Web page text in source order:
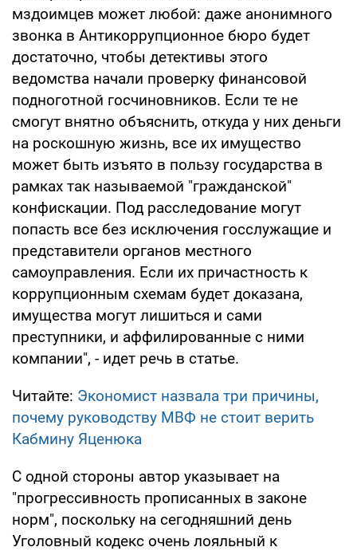
мздоимцев может любой: даже анонимного
звонка в Антикоррупционное бюро будет
достаточно, чтобы детективы этого
ведомства начали проверку финансовой
подноготной госчиновников. Если те не
смогут внятно объяснить, откуда у них деньги
на роскошную жизнь, все их имущество
может быть изъято в пользу государства в
рамках так называемой "гражданской"
конфискации. Под расследование могут
попасть все без исключения госслужащие и
представители органов местного
самоуправления. Если их причастность к
коррупционным схемам будет доказана,
имущества могут лишиться и сами
преступники, и аффилированные с ними
компании", - идет речь в статье.
Читайте: Экономист назвала три причины,
почему руководству МВФ не стоит верить
Кабмину Яценюка
С одной стороны автор указывает на
"прогрессивность прописанных в законе
норм", поскольку на сегодняшний день
Уголовный кодекс очень лояльный к